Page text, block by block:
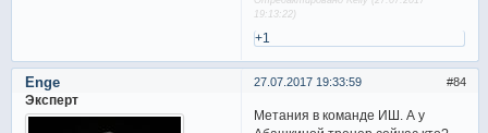
19:13:22)
+1
84
27.07.2017 19:33:59
Enge
Эксперт
Метания в команде ИШ. А у